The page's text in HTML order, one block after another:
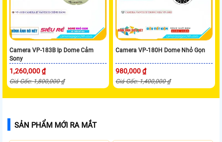
Camera VP-183B Ip Dome Cảm
Sony
1,260,000 ₫
Giá Gốc: 1,800,000 ₫
Camera VP-180H Dome Nhỏ Gọn
980,000 ₫
Giá Gốc: 1,400,000 ₫
SẢN PHẨM MỚI RA MẮT